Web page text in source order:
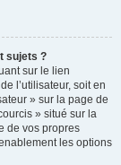
sujets ?
sur le lien
l’utilisateur, soit en
» sur la page de
» situé sur la
de vos propres
les options